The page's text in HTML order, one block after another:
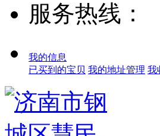
服务热线：
我的信息
已买到的宝贝 我的地址管理 我